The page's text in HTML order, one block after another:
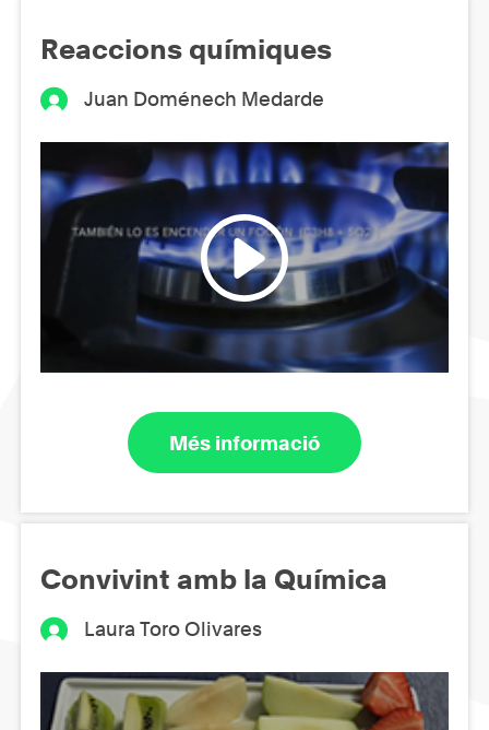
Reaccions químiques
Juan Doménech Medarde
Més informació
Convivint amb la Química
Laura Toro Olivares